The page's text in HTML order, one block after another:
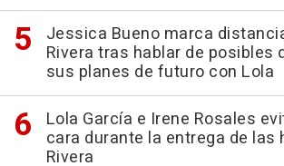
Jessica Bueno marca
Rivera tras hablar de posibles
sus planes de futuro con Lola
Lola García e Irene Rosales
cara durante la entrega de las
Rivera